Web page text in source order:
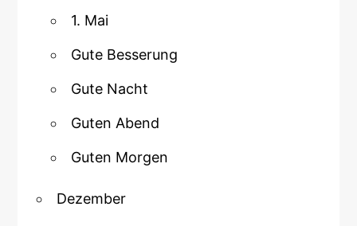
1. Mai
Gute Besserung
Gute Nacht
Guten Abend
Guten Morgen
Dezember